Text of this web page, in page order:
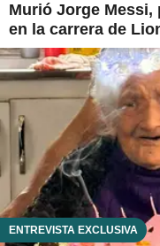
Murió Jorge Messi,
en la carrera de
ENTREVISTA EXCLUSIVA